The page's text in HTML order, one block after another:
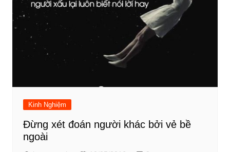
Kinh Nghiệm
Đừng xét đoán người khác bởi vẻ bề
ngoài